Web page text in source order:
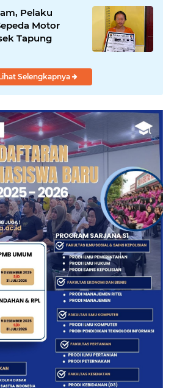
Pelaku
Motor
Tapung
Selengkapnya